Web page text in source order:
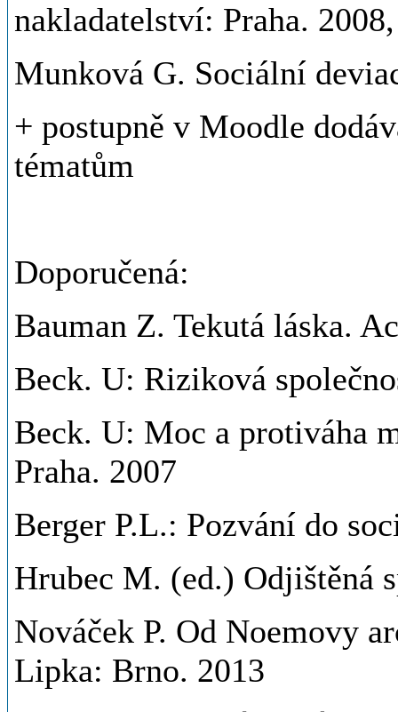
nakladatelství: Praha.
Munková G. Sociální
+ postupně v Moodle
tématům
Doporučená:
Bauman Z. Tekutá láska.
Beck. U: Riziková
Beck. U: Moc a protiváha
Praha. 2007
Berger P.L.: Pozvání do
Hrubec M. (ed.) Odjištěná
Nováček P. Od Noemovy
Lipka: Brno. 2013